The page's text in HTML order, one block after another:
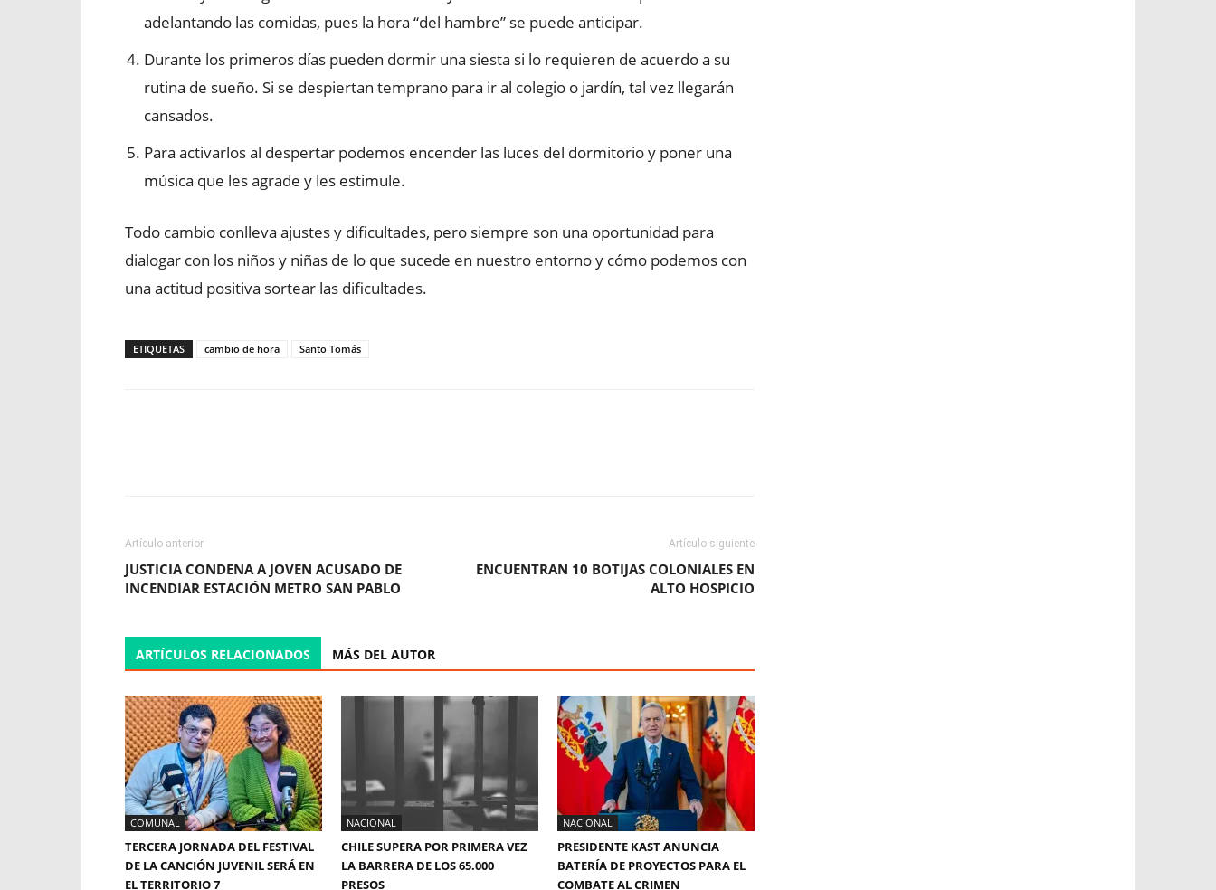
adelantando las comidas, pues la hora “del hambre” se puede anticipar.
Durante los primeros días pueden dormir una siesta si lo requieren de acuerdo a su
rutina de sueño. Si se despiertan temprano para ir al colegio o jardín, tal vez llegarán
cansados.
Para activarlos al despertar podemos encender las luces del dormitorio y poner una
música que les agrade y les estimule.
Todo cambio conlleva ajustes y dificultades, pero siempre son una oportunidad para
dialogar con los niños y niñas de lo que sucede en nuestro entorno y cómo podemos con
una actitud positiva sortear las dificultades.
ETIQUETAS cambio de hora Santo Tomás
Artículo anterior
JUSTICIA CONDENA A JOVEN ACUSADO DE
INCENDIAR ESTACIÓN METRO SAN PABLO
Artículo siguiente
ENCUENTRAN 10 BOTIJAS COLONIALES EN
ALTO HOSPICIO
ARTÍCULOS RELACIONADOS MÁS DEL AUTOR
COMUNAL
TERCERA JORNADA DEL FESTIVAL
DE LA CANCIÓN JUVENIL SERÁ EN
EL TERRITORIO 7
NACIONAL
CHILE SUPERA POR PRIMERA VEZ
LA BARRERA DE LOS 65.000
PRESOS
NACIONAL
PRESIDENTE KAST ANUNCIA
BATERÍA DE PROYECTOS PARA EL
COMBATE AL CRIMEN